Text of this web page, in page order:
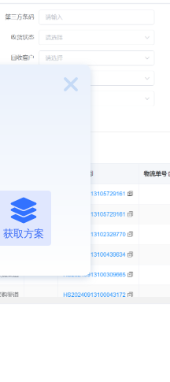
获取方案